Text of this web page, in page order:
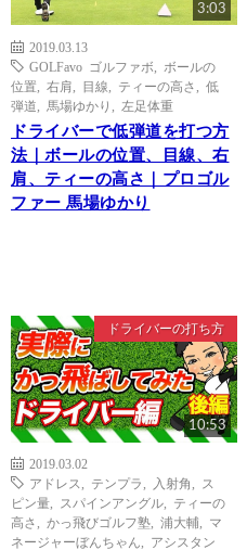
3:03
2019.03.13
GOLFavo ゴルファボ
ボールの
位置
右肩 目線 ティーの高さ
低
弾道
馬場ゆかり 左足体重
ドライバーで低弾道を打つ方
法｜ボールの位置、目線、右
肩、ティーの高さ｜プロゴル
ファー 馬場ゆかり
ドライバーの打ち方
10:53
2019.03.02
アドレス
テンプラ 入射角
ス
ピン量
スパインアングル
ティーの
高さ
かっ飛びゴルフ塾 浦大輔
マ
ネージャーぼんちゃん
アシスタン